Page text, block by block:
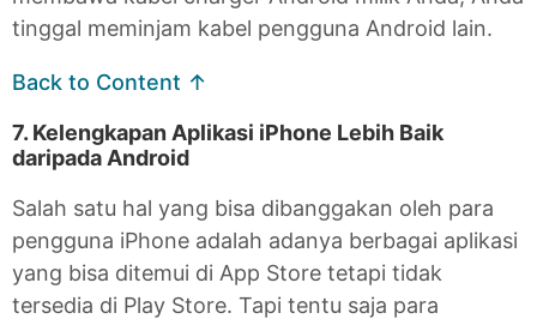
tinggal meminjam kabel pengguna Android lain.
Back to Content ↑
7. Kelengkapan Aplikasi iPhone Lebih Baik
daripada Android
Salah satu hal yang bisa dibanggakan oleh para
pengguna iPhone adalah adanya berbagai aplikasi
yang bisa ditemui di App Store tetapi tidak
tersedia di Play Store. Tapi tentu saja para